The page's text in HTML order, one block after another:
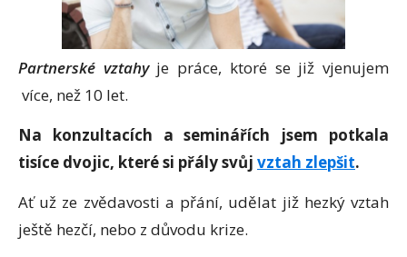
Partnerské vztahyje práce, ktoré se již vjenujem
více, než 10 let.
Na konzultacích a seminářích jsem potkala
tisíce dvojic, které si přály svůj vztah zlepšit.
Ať už ze zvědavosti a přání, udělat již hezký vztah
ještě hezčí, nebo z důvodu krize.